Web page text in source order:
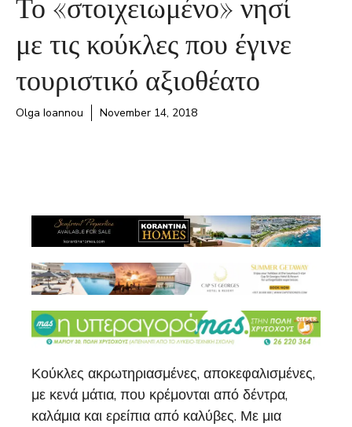
με τις κούκλες που έγινε
τουριστικό αξιοθέατο
Olga Ioannou November 14, 2018
Κούκλες ακρωτηριασμένες, αποκεφαλισμένες,
με κενά μάτια, που κρέμονται από δέντρα,
καλάμια και ερείπια από καλύβες. Με μια